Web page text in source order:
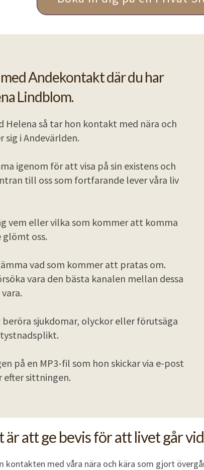
Andekontakt där du har
Lindblom.
Helena så tar hon kontakt med nära och
sig i Andevärlden.
igenom för att visa på sin existens och
till oss som fortfarande lever våra liv
vem eller vilka som kommer att komma
glömt oss.
vad som kommer att pratas om.
vara den bästa kanalen mellan dessa
sjukdomar, olyckor eller förutsäga
på en MP3-fil som hon skickar via e-post
efter sittningen.
att ge bevis för att livet går
kontakten med våra nära och kära som gjort